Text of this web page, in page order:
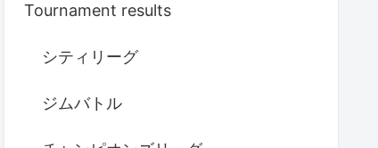
Tournament results
シティリーグ
ジムバトル